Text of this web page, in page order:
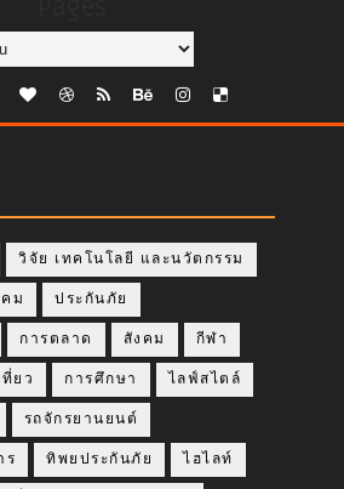
วิจัย เทคโนโลยี และนวัตกรรม
ม ประกันภัย
การตลาด สังคม กีฬา
ยว การศึกษา ไลฟ์สไตล์
รถจักรยานยนต์
ร ทิพยประกันภัย ไฮไลท์